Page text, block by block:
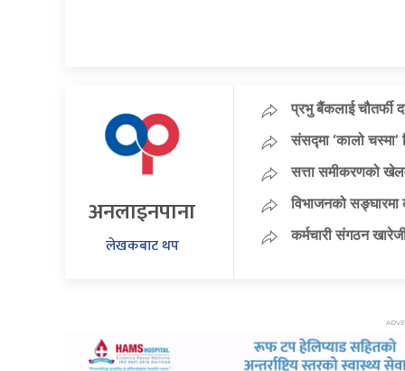
अनलाइनपाना
लेखकबाट थप
प्रभु बैंकलाई चौतर्फी
संसद्मा ‘कालो चस्मा’
सत्ता समीकरणको
विभाजनको सङ्घारमा
कर्मचारी संगठन